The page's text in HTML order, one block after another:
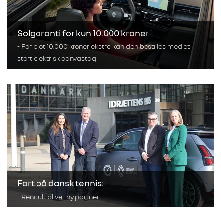
Solgaranti for kun 10.000 kroner
- For blot 10.000 kroner ekstra kan den bestilles med et
stort elektrisk canvastag
Fart på dansk tennis:
- Renault bliver ny partner